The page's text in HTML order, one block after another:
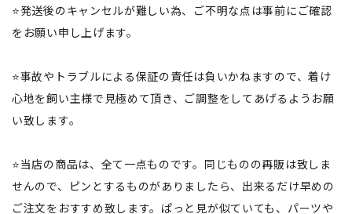
⭐️発送後のキャンセルが難しい為、ご不明な点は事前にご確認
をお願い申し上げます。
⭐️事故やトラブルによる保証の責任は負いかねますので、着け
心地を飼い主様で見極めて頂き、ご調整をしてあげるようお願
い致します。
⭐️当店の商品は、全て一点ものです。同じものの再販は致しま
せんので、ピンとするものがありましたら、出来るだけ早めの
ご注文をおすすめ致します。ぱっと見が似ていても、パーツや